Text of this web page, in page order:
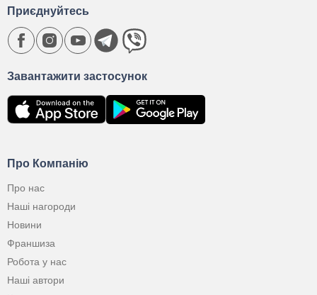
Про Компанію
Про нас
Наші нагороди
Новини
Франшиза
Робота у нас
Наші автори
Завантажити застосунок
Приєднуйтесь